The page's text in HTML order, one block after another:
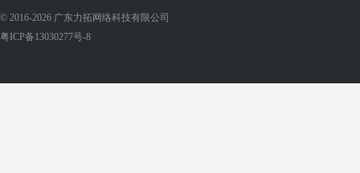
© 2016-2026 广东力拓网络科技有限公司
粤ICP备13030277号-8